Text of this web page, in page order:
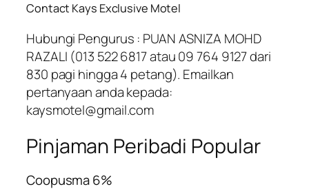
Contact Kays Exclusive Motel
Hubungi Pengurus : PUAN ASNIZA MOHD
RAZALI (013 522 6817 atau 09 764 9127 dari
830 pagi hingga 4 petang). Emailkan
pertanyaan anda kepada:
kaysmotel@gmail.com
Pinjaman Peribadi Popular
Coopusma 6%